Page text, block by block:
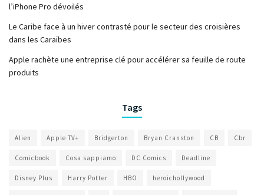
l’iPhone Pro dévoilés
Le Caribe face à un hiver contrasté pour le secteur des croisières
dans les Caraïbes
Apple rachète une entreprise clé pour accélérer sa feuille de route
produits
Tags
Alien Apple TV+ Bridgerton Bryan Cranston CB Cbr
Comicbook Cosa sappiamo DC Comics Deadline
Disney Plus Harry Potter HBO heroichollywood